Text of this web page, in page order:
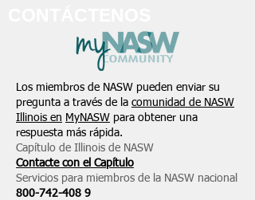
Los miembros de NASW pueden enviar su
pregunta a través de la comunidad de NASW
Illinois en MyNASW para obtener una
respuesta más rápida.
Capítulo de Illinois de NASW
Contacte con el Capítulo
Servicios para miembros de la NASW nacional
800-742-408 9